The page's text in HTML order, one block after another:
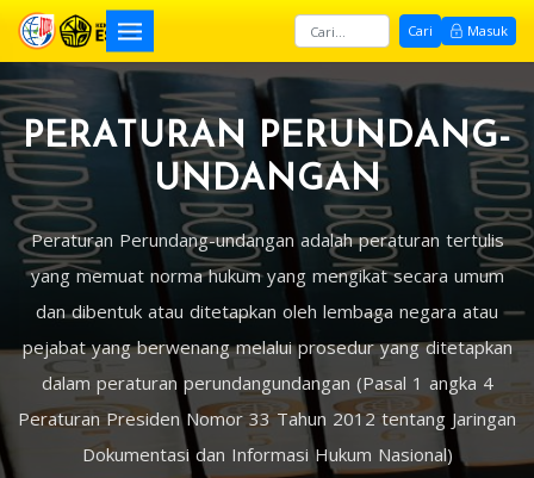
Cari Masuk
PERATURAN PERUNDANG-
UNDANGAN
Peraturan Perundang-undangan adalah peraturan tertulis
yang memuat norma hukum yang mengikat secara umum
dan dibentuk atau ditetapkan oleh lembaga negara atau
pejabat yang berwenang melalui prosedur yang ditetapkan
dalam peraturan perundangundangan (Pasal 1 angka 4
Peraturan Presiden Nomor 33 Tahun 2012 tentang Jaringan
Dokumentasi dan Informasi Hukum Nasional)